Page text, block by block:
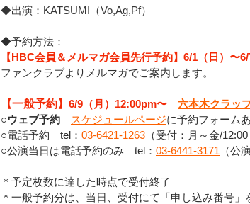
◆出演： KATSUMI（Vo,Ag,Pf）
◆予約方法：
【HBC会員＆ メルマガ会員先行予約】6/1（日）〜6/
ファンクラブよりメルマガでご案内します。
【一般予約】 6/9（月）12:00pm〜 六本木クラッ
○ウェブ予約 スケジュールページに予約フォーム
○電話予約　tel： 03-6421-1263 （受付：月～金/12:00
○公演当日は電話予約のみ　tel： 03-6441-3171 （公
＊予定枚数に達した時点で受付終了
＊一般予約分は、当日、受付にて「申し込み番号」